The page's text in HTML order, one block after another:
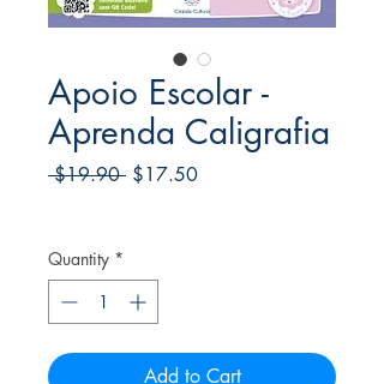
Apoio Escolar -
Aprenda Caligrafia
$19.90 Regular
$17.50Sale
Quantity *
Add to Cart